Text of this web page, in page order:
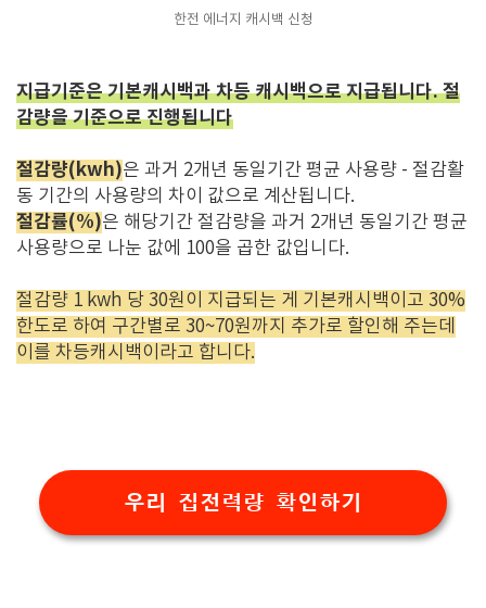
한전 에너지 캐시백 신청
지급기준은 기본캐시백과 차등 캐시백으로 지급됩니다. 절
감량을 기준으로 진행됩니다
절감량(kwh)은 과거 2개년 동일기간 평균 사용량 - 절감활
동 기간의 사용량의 차이 값으로 계산됩니다.
절감률(%)은 해당기간 절감량을 과거 2개년 동일기간 평균
사용량으로 나눈 값에 100을 곱한 값입니다.
절감량 1 kwh 당 30원이 지급되는 게 기본캐시백이고 30%
한도로 하여 구간별로 30~70원까지 추가로 할인해 주는데
이를 차등캐시백이라고 합니다.
우리 집전력량 확인하기